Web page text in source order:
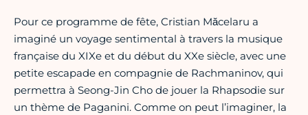
Pour ce programme de fête, Cristian Măcelaru a
imaginé un voyage sentimental à travers la musique
française du XIXe et du début du XXe siècle, avec une
petite escapade en compagnie de Rachmaninov, qui
permettra à Seong-Jin Cho de jouer la Rhapsodie sur
un thème de Paganini. Comme on peut l’imaginer, la